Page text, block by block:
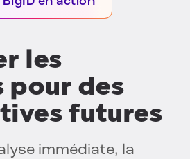
les
pour des
futures
immédiate, la